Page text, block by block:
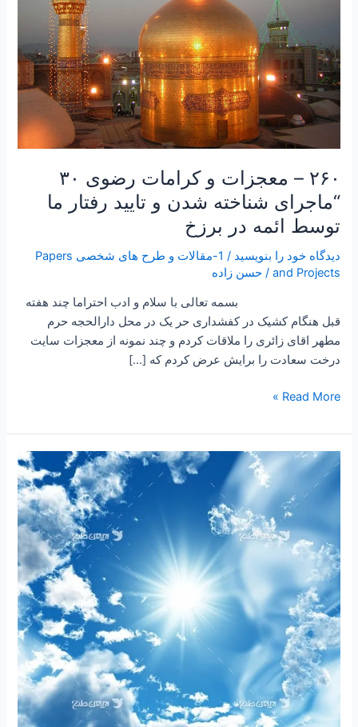
۲۶۰ – معجزات و کرامات رضوی ۳۰
“ماجرای شناخته شدن و تایید رفتار ما
توسط ائمه در برزخ
دیدگاه‌ خود را بنویسید /
1-مقالات و طرح های شخصی Papers
and Projects
/حسن زاده
بسمه تعالی با سلام و ادب احتراما چند هفته
قبل هنگام کشیک در کفشداری حر یک در محل دارالحجه حرم
مطهر اقای زائری را ملاقات کردم و چند نمونه از معجزات سایت
درخت سعادت را برایش عرض کردم که […]
“ماجرای
شناخته
شدن
و
تایید
رفتار
توسط
ائمه
در
برزخ
Read More »
۲۵۹
ساعتی
۱۰۵
”
مقاله
اعتراض
“